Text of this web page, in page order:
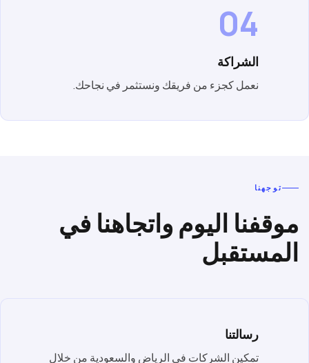
04
الشراكة
نعمل كجزء من فريقك ونستثمر في نجاحك.
توجهنا
موقفنا اليوم واتجاهنا في
المستقبل
رسالتنا
تمكين الشركات في الرياض والسعودية من خلال